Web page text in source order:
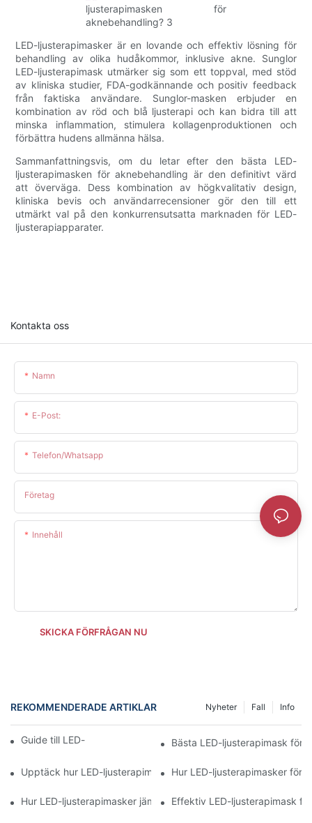
LED-ljusterapimasker är en lovande och effektiv lösning för
behandling av olika hudåkommor, inklusive akne. Sunglor
LED-ljusterapimask utmärker sig som ett toppval, med stöd
av kliniska studier, FDA-godkännande och positiv feedback
från faktiska användare. Sunglor-masken erbjuder en
kombination av röd och blå ljusterapi och kan bidra till att
minska inflammation, stimulera kollagenproduktionen och
förbättra hudens allmänna hälsa.
Sammanfattningsvis, om du letar efter den bästa LED-
ljusterapimasken för aknebehandling är den definitivt värd
att överväga. Dess kombination av högkvalitativ design,
kliniska bevis och användarrecensioner gör den till ett
utmärkt val på den konkurrensutsatta marknaden för LED-
ljusterapiapparater.
Kontakta oss
Namn
E-Post:
Telefon/whatsapp
Företag
Innehåll
SKICKA FÖRFRÅGAN NU
REKOMMENDERADE ARTIKLAR Info
Fall
Nyheter
Guide till LED-ljusterapimasker Bästa LED-ljusterapimask för
Upptäck hur LED-ljusterapimask kan förvandla din hud
Hur LED-ljusterapimasker
Hur LED-ljusterapimasker jämförs med andra behandlingar
Effektiv LED-ljusterapimask